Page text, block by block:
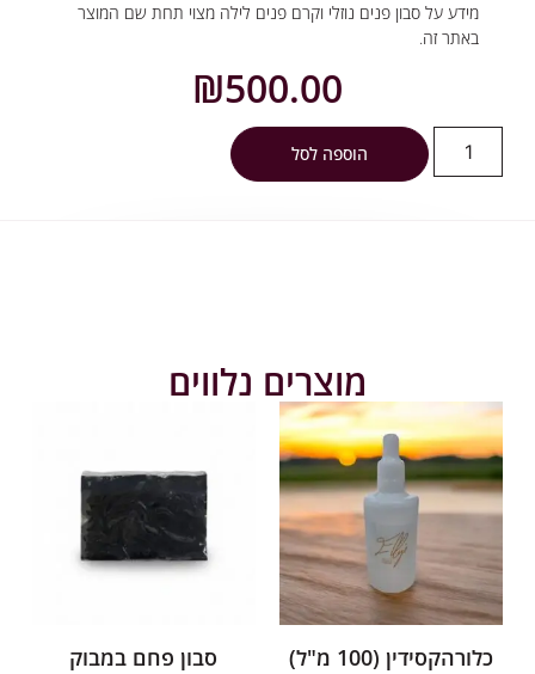
מידע על סבון פנים נוזלי וקרם פנים לילה מצוי תחת שם המוצר
באתר זה.
₪500.00
הוספה לסל
מוצרים נלווים
(100 מ"ל) סבון פחם במבוק